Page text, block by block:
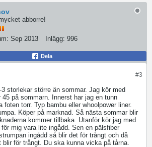
abborre!
Sep 2013 Inlägg: 996
Dela
#3
storlekar större än sommar. Jag kör med
på sommarn. Innerst har jag en tunn
foten torr. Typ bambu eller whoolpower liner.
Köper på marknad. Så nästa sommar blir
kommer tillbaka. Utanför kör jag med
mig vara lite ingådd. Sen en pälsfiber
ingådd så blir det för trångt och då
för trångt. Du ska kunna vicka på tårna.